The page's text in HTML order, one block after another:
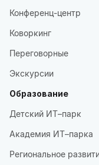
Конференц-центр
Коворкинг
Переговорные
Экскурсии
Образование
Детский ИТ–парк
Академия ИТ–парка
Региональное